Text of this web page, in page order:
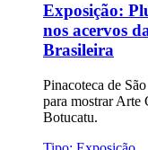
Exposição:
nos acervos
Brasileira
Pinacoteca de
para mostrar Arte
Botucatu.